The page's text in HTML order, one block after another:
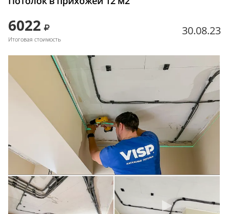
6022
Итоговая стоимость
30.08.23